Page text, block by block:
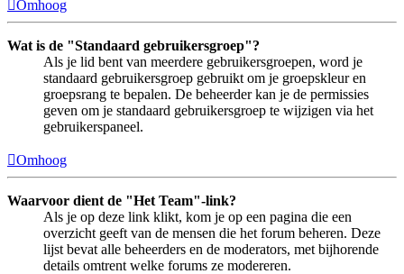
Omhoog
Wat is de "Standaard gebruikersgroep"?
Als je lid bent van meerdere gebruikersgroepen, word je
standaard gebruikersgroep gebruikt om je groepskleur en
groepsrang te bepalen. De beheerder kan je de permissies
geven om je standaard gebruikersgroep te wijzigen via het
gebruikerspaneel.
Omhoog
Waarvoor dient de "Het Team"-link?
Als je op deze link klikt, kom je op een pagina die een
overzicht geeft van de mensen die het forum beheren. Deze
lijst bevat alle beheerders en de moderators, met bijhorende
details omtrent welke forums ze modereren.